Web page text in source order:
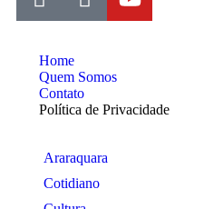
Home
Quem Somos
Contato
Política de Privacidade
Araraquara
Cotidiano